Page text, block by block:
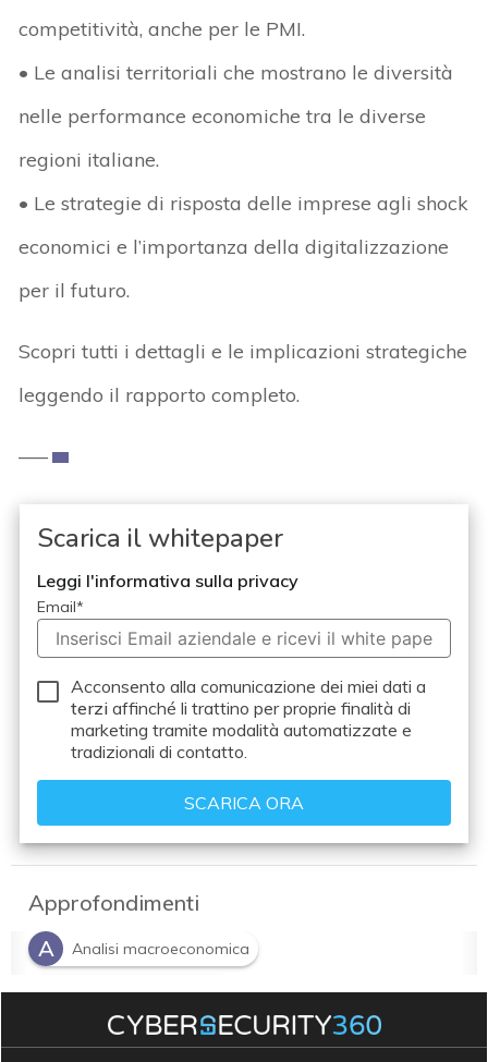
competitività, anche per le PMI.
• Le analisi territoriali che mostrano le diversità
nelle performance economiche tra le diverse
regioni italiane.
• Le strategie di risposta delle imprese agli shock
economici e l’importanza della digitalizzazione
per il futuro.
Scopri tutti i dettagli e le implicazioni strategiche
leggendo il rapporto completo.
—–
Scarica il whitepaper
Leggi l'informativa sulla privacy
Email*
Acconsento alla comunicazione dei miei dati a
terzi affinché li trattino per proprie finalità di
marketing tramite modalità automatizzate e
tradizionali di contatto.
Approfondimenti
A
Analisi macroeconomica
C Competitività digitale
Strategie di risposta